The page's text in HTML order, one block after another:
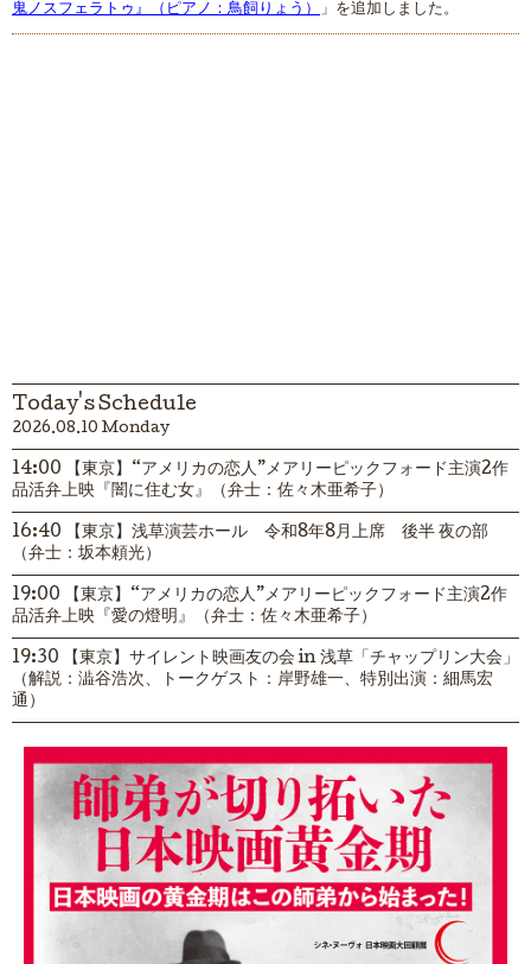
鬼ノスフェラトゥ』（ピアノ：鳥飼りょう） 」を追加しました。
Today's Schedule
2026.08.10 Monday
14:00 【東京】“アメリカの恋人”メアリーピックフォード主演2作
品活弁上映『闇に住む女』（弁士：佐々木亜希子）
16:40 【東京】浅草演芸ホール 令和8年8月上席 後半 夜の部
（弁士：坂本頼光）
19:00 【東京】“アメリカの恋人”メアリーピックフォード主演2作
品活弁上映『愛の燈明』（弁士：佐々木亜希子）
19:30 【東京】サイレント映画友の会 in 浅草「チャップリン大会」
（解説：澁谷浩次、トークゲスト：岸野雄一、特別出演：細馬宏
通）